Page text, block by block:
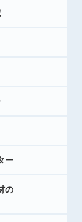
ー
の